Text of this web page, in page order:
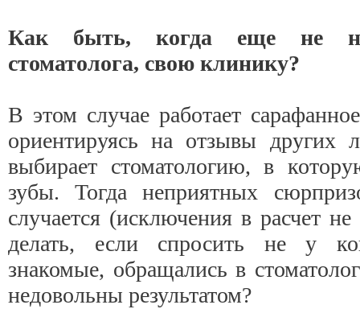
Как быть, когда еще не
стоматолога, свою клинику?
В этом случае работает
ориентируясь на отзывы других
выбирает стоматологию, в
зубы. Тогда неприятных
случается (исключения в расчет
делать, если спросить не у
знакомые, обращались в
недовольны результатом?